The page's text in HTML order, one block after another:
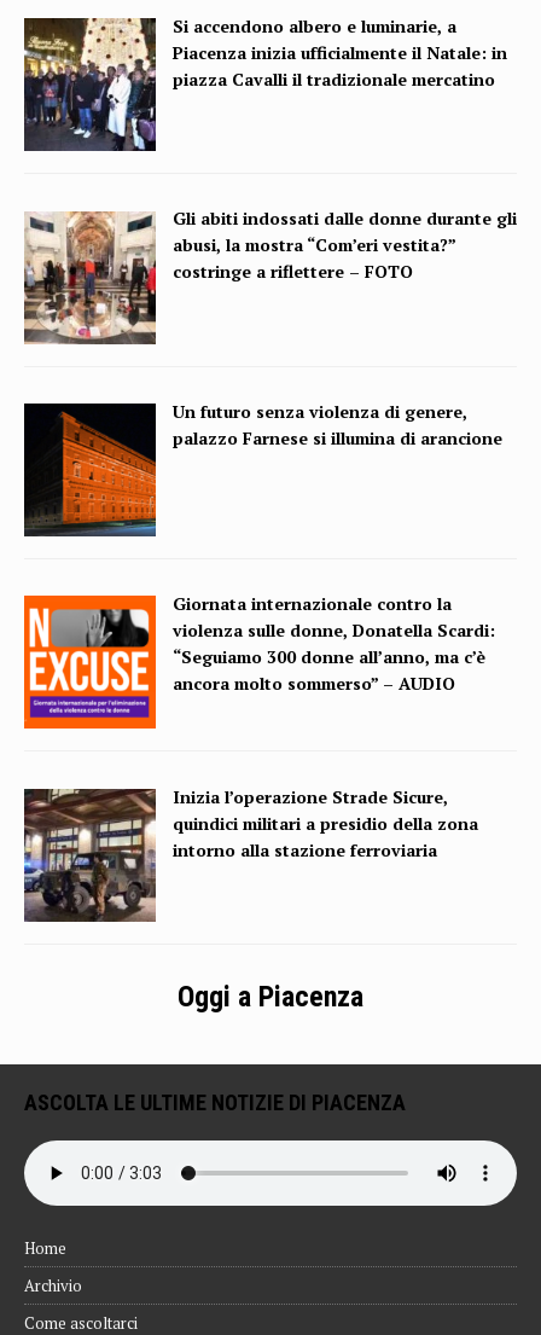
Si accendono albero e luminarie, a
Piacenza inizia ufficialmente il Natale: in
piazza Cavalli il tradizionale mercatino
Gli abiti indossati dalle donne durante gli
abusi, la mostra “Com’eri vestita?”
costringe a riflettere – FOTO
Un futuro senza violenza di genere,
palazzo Farnese si illumina di arancione
Giornata internazionale contro la
violenza sulle donne, Donatella Scardi:
“Seguiamo 300 donne all’anno, ma c’è
ancora molto sommerso” – AUDIO
Inizia l’operazione Strade Sicure,
quindici militari a presidio della zona
intorno alla stazione ferroviaria
Oggi a Piacenza
ASCOLTA LE ULTIME NOTIZIE DI PIACENZA
Home
Archivio
Come ascoltarci